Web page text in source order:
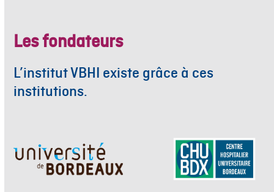
Les fondateurs
L’institut VBHI existe grâce à ces
institutions.